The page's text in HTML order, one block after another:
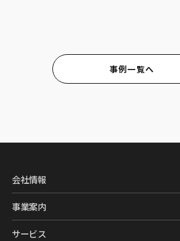
事例一覧へ
会社情報
事業案内
サービス